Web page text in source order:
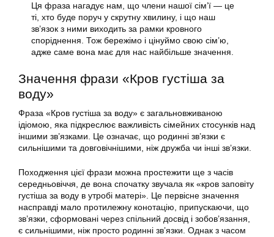
Ця фраза нагадує нам, що члени нашої сім’ї — це
ті, хто буде поруч у скрутну хвилину, і що наш
зв’язок з ними виходить за рамки кровного
споріднення. Тож бережімо і цінуймо свою сім’ю,
адже саме вона має для нас найбільше значення.
Значення фрази «Кров густіша за
воду»
Фраза «Кров густіша за воду» є загальновживаною
ідіомою, яка підкреслює важливість сімейних стосунків над
іншими зв’язками. Це означає, що родинні зв’язки є
сильнішими та довговічнішими, ніж дружба чи інші зв’язки.
Походження цієї фрази можна простежити ще з часів
середньовіччя, де вона спочатку звучала як «кров заповіту
густіша за воду в утробі матері». Це первісне значення
насправді мало протилежну конотацію, припускаючи, що
зв’язки, сформовані через спільний досвід і зобов’язання,
є сильнішими, ніж просто родинні зв’язки. Однак з часом